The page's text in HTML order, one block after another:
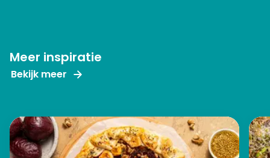
Meer inspiratie
Bekijk meer